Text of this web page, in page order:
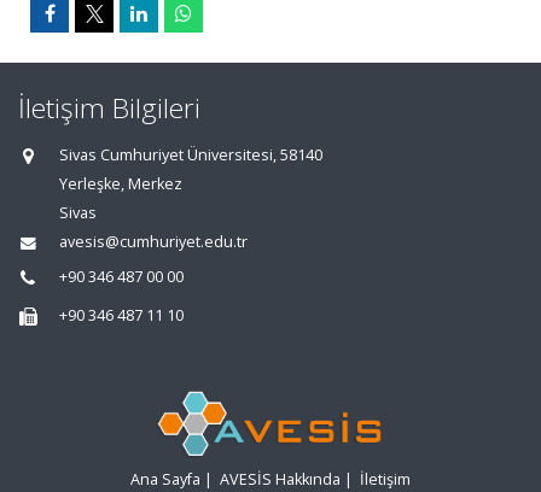
İletişim Bilgileri
Sivas Cumhuriyet Üniversitesi, 58140
Yerleşke, Merkez
Sivas
avesis@cumhuriyet.edu.tr
+90 346 487 00 00
+90 346 487 11 10
Ana Sayfa | AVESİS Hakkında | İletişim